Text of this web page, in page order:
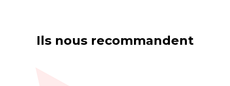
Ils nous recommandent